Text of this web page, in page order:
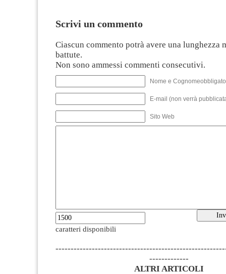
Scrivi un commento
Ciascun commento potrà avere una lunghezza
battute.
Non sono ammessi commenti consecutivi.
Nome e
E-mail (non verrà
Sito Web
caratteri disponibili
-------------
ALTRI ARTICOLI